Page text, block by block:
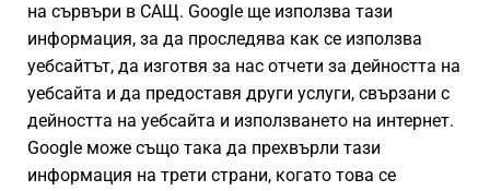
на сървъри в САЩ. Google ще използва тази
информация, за да проследява как се използва
уебсайтът, да изготвя за нас отчети за дейността на
уебсайта и да предоставя други услуги, свързани с
дейността на уебсайта и използването на интернет.
Google може също така да прехвърли тази
информация на трети страни, когато това се